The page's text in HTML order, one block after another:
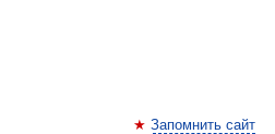
Запомнить сайт